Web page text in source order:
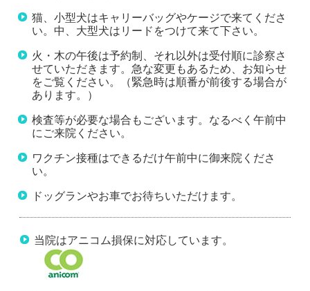
猫、小型犬はキャリーバッグやケージで来てくださ
い。中、大型犬はリードをつけて来て下さい。
火・木の午後は予約制、それ以外は受付順に診察さ
せていただきます。急な変更もあるため、お知らせ
をご覧ください。（緊急時は順番が前後する場合が
あります。）
検査等が必要な場合もございます。なるべく午前中
にご来院ください。
ワクチン接種はできるだけ午前中に御来院くださ
い。
ドッグランやお車でお待ちいただけます。
当院はアニコム損保に対応しています。